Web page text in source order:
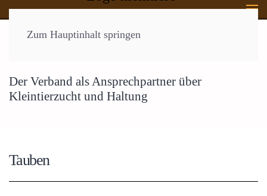
Zum Hauptinhalt springen
Der Verband als Ansprechpartner über
Kleintierzucht und Haltung
Tauben